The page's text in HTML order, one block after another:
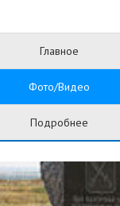
Главное
Фото/Видео
Подробнее